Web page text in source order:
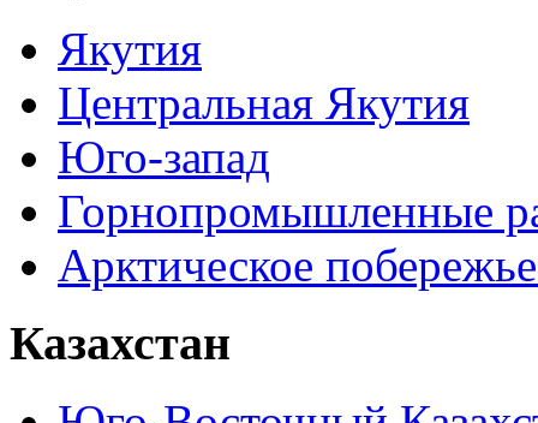
Якутия
Центральная Якутия
Юго-запад
Горнопромышленные
Арктическое
Казахстан